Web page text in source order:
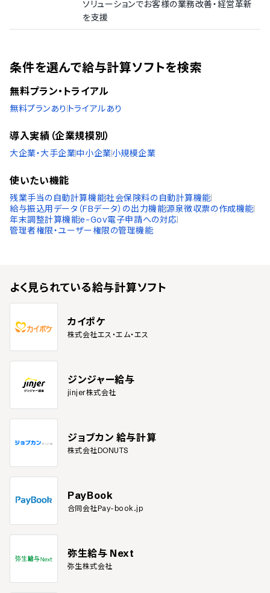
ソリューションでお客様の業務改善・経営革新
を支援
条件を選んで給与計算ソフトを検索
無料プラン・トライアル
無料プランあり トライアルあり
導入実績（企業規模別）
大企業・大手企業中小企業小規模企業
使いたい機能
残業手当の自動計算機能社会保険料の自動計算機能
給与振込用データ（FBデータ）の出力機能源泉徴収票の作成機能
年末調整計算機能e-Gov電子申請への対応
管理者権限・ユーザー権限の管理機能
よく見られている給与計算ソフト
カイポケ
株式会社エス・エム・エス
ジンジャー給与
jinjer株式会社
ジョブカン 給与計算
株式会社DONUTS
PayBook
合同会社Pay-book.jp
弥生給与 Next
弥生株式会社